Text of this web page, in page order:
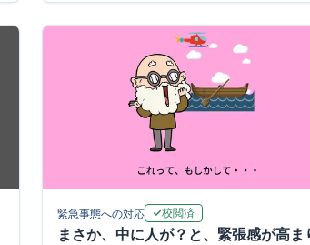
緊急事態への対応 校閲済
まさか、中に人が？と、緊張感が高ま